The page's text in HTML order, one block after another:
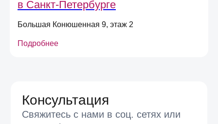
в Санкт-Петербурге
Большая Конюшенная 9, этаж 2
Подробнее
Отправить